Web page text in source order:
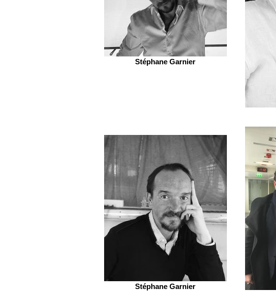
Stéphane Garnier
Stéphane Garnier